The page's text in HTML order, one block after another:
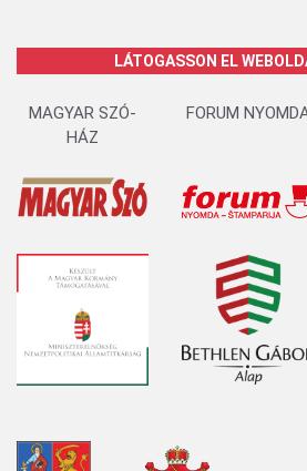
LÁTOGASSON EL
MAGYAR SZÓ-
HÁZ
FORUM